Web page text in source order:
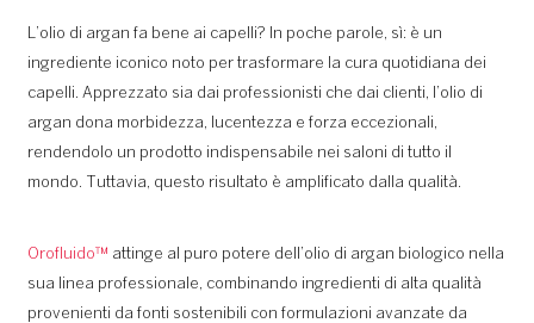
L’olio di argan fa bene ai capelli? In poche parole, sì: è un
ingrediente iconico noto per trasformare la cura quotidiana dei
capelli. Apprezzato sia dai professionisti che dai clienti, l’olio di
argan dona morbidezza, lucentezza e forza eccezionali,
rendendolo un prodotto indispensabile nei saloni di tutto il
mondo. Tuttavia, questo risultato è amplificato dalla qualità.
Orofluido™ attinge al puro potere dell’olio di argan biologico nella
sua linea professionale, combinando ingredienti di alta qualità
provenienti da fonti sostenibili con formulazioni avanzate da